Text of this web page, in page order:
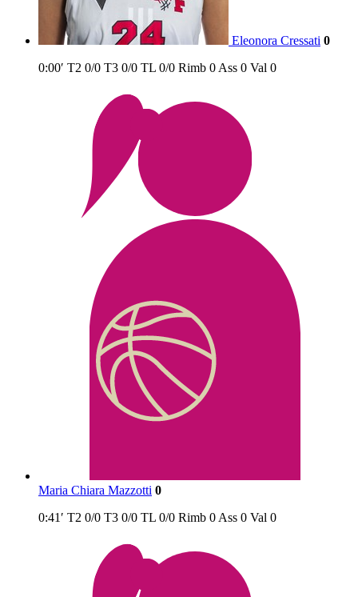
Eleonora Cressati 0
0:00′ T2 0/0 T3 0/0 TL 0/0 Rimb 0 Ass 0 Val 0
Maria Chiara Mazzotti 0
0:41′ T2 0/0 T3 0/0 TL 0/0 Rimb 0 Ass 0 Val 0